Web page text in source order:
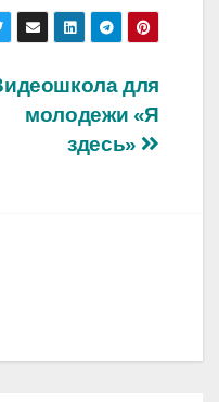
для
молодежи «Я
здесь»